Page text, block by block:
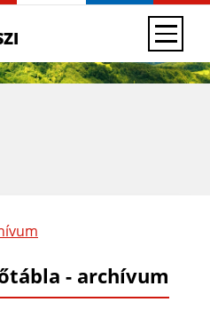
- archívum